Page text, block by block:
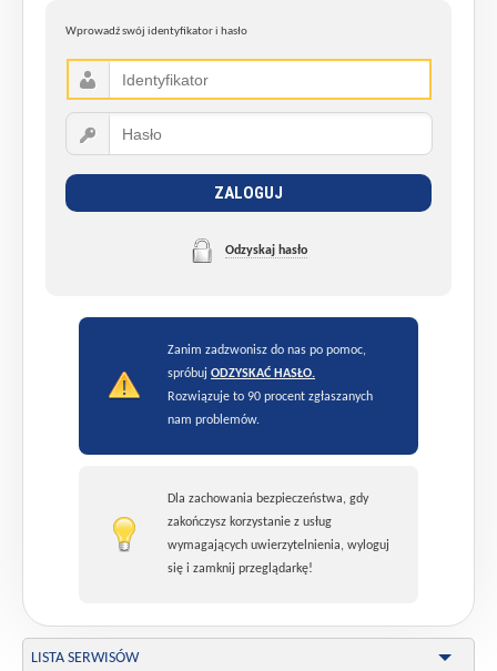
Wprowadź swój identyfikator i hasło
ZALOGUJ
Odzyskaj hasło
Zanim zadzwonisz do nas po pomoc,
spróbuj ODZYSKAĆ HASŁO.
Rozwiązuje to 90 procent zgłaszanych
nam problemów.
Dla zachowania bezpieczeństwa, gdy
zakończysz korzystanie z usług
wymagających uwierzytelnienia, wyloguj
się i zamknij przeglądarkę!
LISTA SERWISÓW